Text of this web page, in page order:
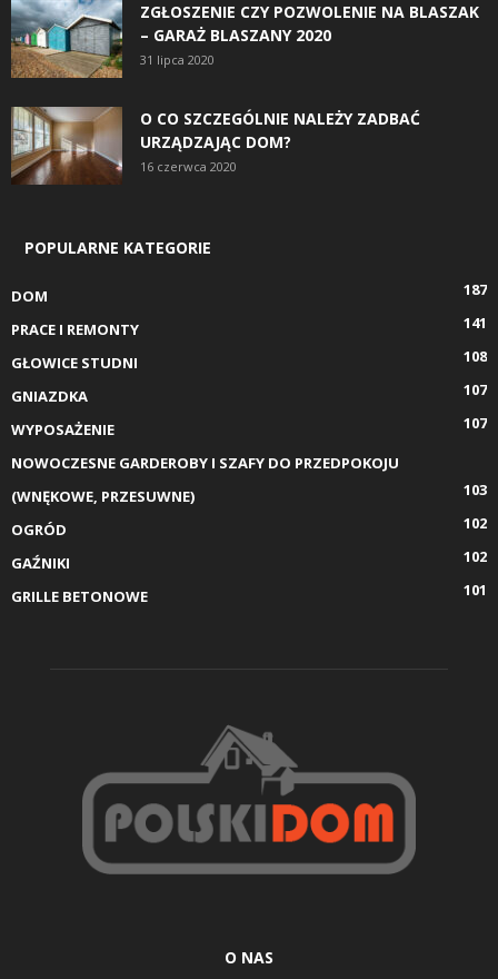
ZGŁOSZENIE CZY POZWOLENIE NA BLASZAK
– GARAŻ BLASZANY 2020
31 lipca 2020
O CO SZCZEGÓLNIE NALEŻY ZADBAĆ
URZĄDZAJĄC DOM?
16 czerwca 2020
POPULARNE KATEGORIE
DOM
187
PRACE I REMONTY
141
GŁOWICE STUDNI
108
GNIAZDKA
107
WYPOSAŻENIE
107
NOWOCZESNE GARDEROBY I SZAFY DO PRZEDPOKOJU
(WNĘKOWE, PRZESUWNE)
103
OGRÓD
102
GAŹNIKI
102
GRILLE BETONOWE
101
O NAS